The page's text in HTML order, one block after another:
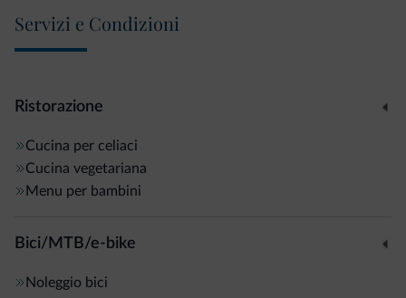
Servizi e Condizioni
Ristorazione
Cucina per celiaci
Cucina vegetariana
Menu per bambini
Bici/MTB/e-bike
Noleggio bici